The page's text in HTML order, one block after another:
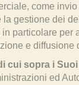
come
la gestione dei
particolare per
e diffusione
cui sopra i
ed